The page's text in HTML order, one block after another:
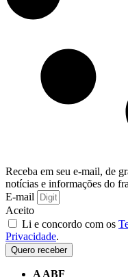
Receba em seu e-mail, de
notícias e informações do
E-mail
Aceito
Li e concordo com os
Privacidade.
Quero receber
A ABF